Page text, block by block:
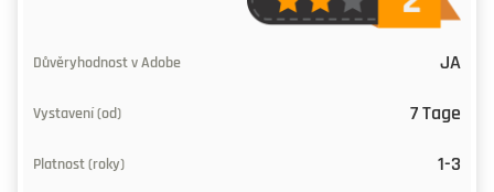
JA
7 Tage
1-3